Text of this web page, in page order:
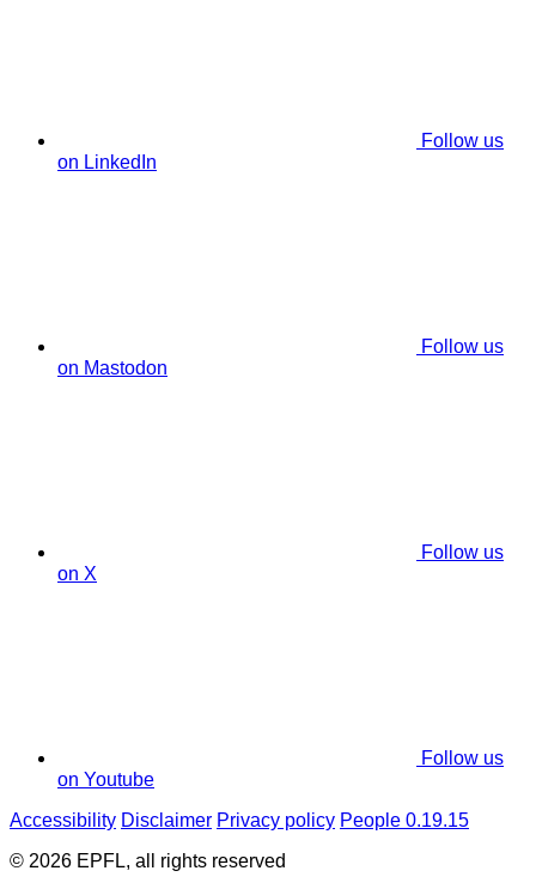
Follow us
on LinkedIn
Follow us
on Mastodon
Follow us
on X
Follow us
on Youtube
Accessibility Disclaimer Privacy policy People 0.19.15
© 2026 EPFL, all rights reserved